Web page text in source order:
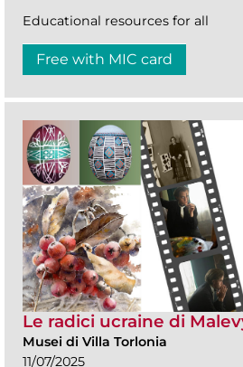
Educational resources for all
Free with MIC card
Le radici ucraine di
Musei di Villa Torlonia
11/07/2025